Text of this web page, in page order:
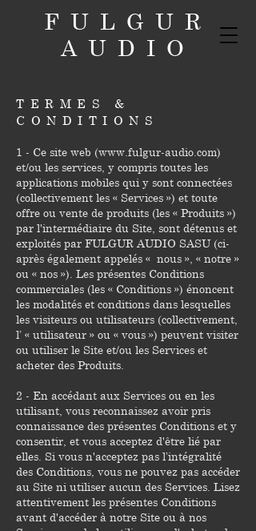
FULGUR
AUDIO
TERMES &
CONDITIONS
1 - Ce site web (www.fulgur-audio.com)
et/ou les services, y compris toutes les
applications mobiles qui y sont connectées
(collectivement les « Services ») et toute
offre ou vente de produits (les « Produits »)
par l'intermédiaire du Site, sont détenus et
exploités par FULGUR AUDIO SASU (ci-
après également appelés « nous », « notre »
ou « nos »). Les présentes Conditions
commerciales (les « Conditions ») énoncent
les modalités et conditions dans lesquelles
les visiteurs ou utilisateurs (collectivement,
l’ « utilisateur » ou « vous ») peuvent visiter
ou utiliser le Site et/ou les Services et
acheter des Produits.
2 - En accédant aux Services ou en les
utilisant, vous reconnaissez avoir pris
connaissance des présentes Conditions et y
consentir, et vous acceptez d'être lié par
elles. Si vous n'acceptez pas l’intégralité
des Conditions, vous ne pouvez pas accéder
au Site ni utiliser aucun des Services. Lisez
attentivement les présentes Conditions
avant d'accéder à notre Site ou à nos